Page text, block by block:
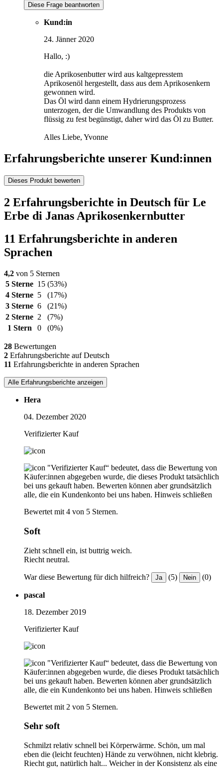
Diese Frage beantworten
Kund:in
24. Jänner 2020
Hallo, :)
die Aprikosenbutter wird aus kaltgepresstem
Aprikosenöl hergestellt, dass aus dem Aprikosenkern
gewonnen wird.
Das Öl wird dann einem Hydrierungsprozess
unterzogen, der die Umwandlung des Produkts von
flüssig zu fest begünstigt, daher wird das Öl zu Butter.
Alles Liebe, Yvonne
Erfahrungsberichte unserer Kund:innen
Dieses Produkt bewerten
2 Erfahrungsberichte in Deutsch für Le
Erbe di Janas Aprikosenkernbutter
11 Erfahrungsberichte in anderen
Sprachen
4,2 von 5 Sternen
5 Sterne 15 (53%)
4 Sterne 5
(17%)
3 Sterne 6
(21%)
2 Sterne 2
(7%)
1 Stern
0 (0%)
28 Bewertungen
2 Erfahrungsberichte auf Deutsch
11 Erfahrungsberichte in anderen Sprachen
Alle Erfahrungsberichte anzeigen
Hera
04. Dezember 2020
Verifizierter Kauf
"Verifizierter Kauf“ bedeutet, dass die Bewertung von
Käufer:innen abgegeben wurde, die dieses Produkt tatsächlich
bei uns gekauft haben. Bewerten können aber grundsätzlich
alle, die ein Kundenkonto bei uns haben. Hinweis schließen
Bewertet mit 4 von 5 Sternen.
Soft
Zieht schnell ein, ist buttrig weich.
Riecht neutral.
War diese Bewertung für dich hilfreich? Ja (5) Nein (0)
pascal
18. Dezember 2019
Verifizierter Kauf
"Verifizierter Kauf“ bedeutet, dass die Bewertung von
Käufer:innen abgegeben wurde, die dieses Produkt tatsächlich
bei uns gekauft haben. Bewerten können aber grundsätzlich
alle, die ein Kundenkonto bei uns haben. Hinweis schließen
Bewertet mit 2 von 5 Sternen.
Sehr soft
Schmilzt relativ schnell bei Körperwärme. Schön, um mal
eben die (leicht feuchten) Hände zu verwöhnen, nicht klebrig.
Riecht gut, natürlich halt... Weicher in der Konsistenz als eine